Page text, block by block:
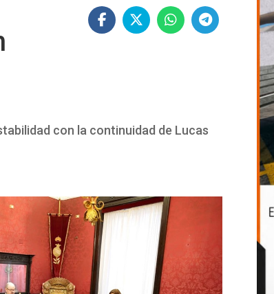
con la continuidad de Lucas